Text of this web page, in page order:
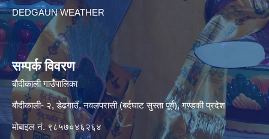
DEDGAUN WEATHER
सम्पर्क विवरण
बौदीकाली गाउँपालिका
बौदीकाली- २, डेढगाउँ, नवलपरासी (बर्दघाट सुस्ता पूर्व), गण्डकी प्रदेश
मोबाइल नं. ९८५७०४६२६४